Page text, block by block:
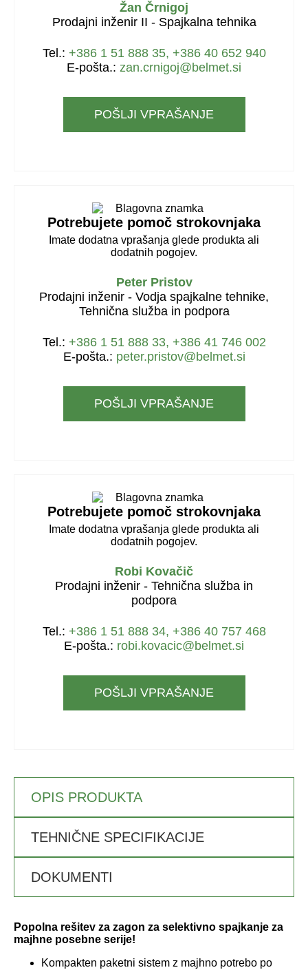
Žan Črnigoj
Prodajni inženir II - Spajkalna tehnika
Tel.: +386 1 51 888 35, +386 40 652 940
E-pošta.: zan.crnigoj@belmet.si
POŠLJI VPRAŠANJE
Potrebujete pomoč strokovnjaka
Imate dodatna vprašanja glede produkta ali
dodatnih pogojev.
Peter Pristov
Prodajni inženir - Vodja spajkalne tehnike,
Tehnična služba in podpora
Tel.: +386 1 51 888 33, +386 41 746 002
E-pošta.: peter.pristov@belmet.si
POŠLJI VPRAŠANJE
Potrebujete pomoč strokovnjaka
Imate dodatna vprašanja glede produkta ali
dodatnih pogojev.
Robi Kovačič
Prodajni inženir - Tehnična služba in
podpora
Tel.: +386 1 51 888 34, +386 40 757 468
E-pošta.: robi.kovacic@belmet.si
POŠLJI VPRAŠANJE
OPIS PRODUKTA
TEHNIČNE SPECIFIKACIJE
DOKUMENTI
Popolna rešitev za zagon za selektivno spajkanje za
majhne posebne serije!
Kompakten paketni sistem z majhno potrebo po